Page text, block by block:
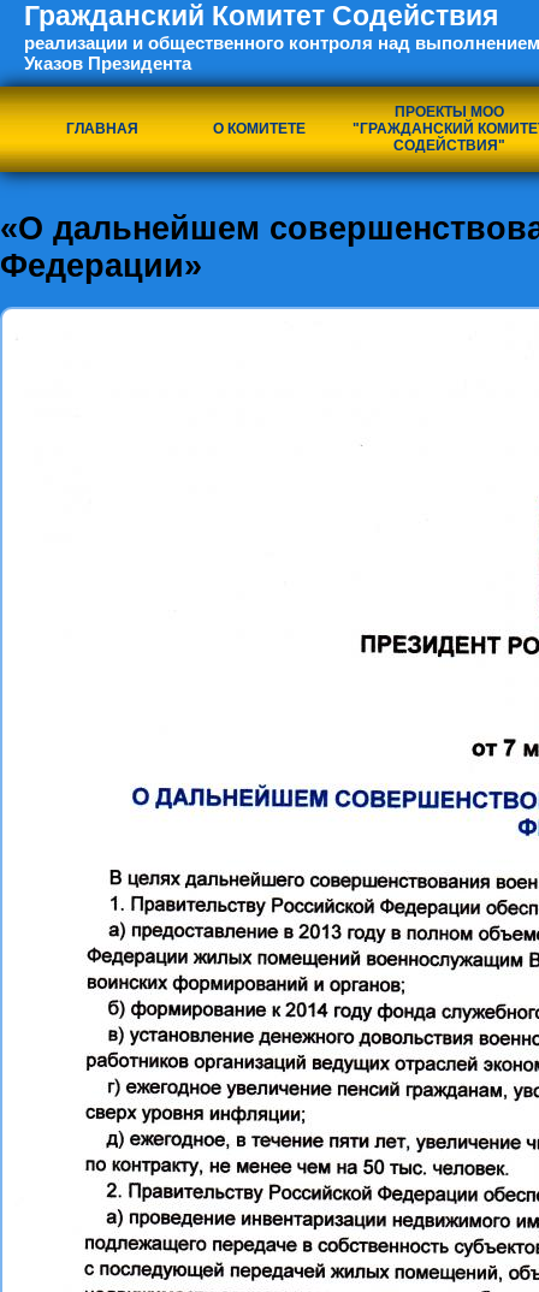
Гражданский Комитет Содействия
реализации и общественного контроля над
Указов Президента
ГЛАВНАЯ О КОМИТЕТЕ
ПРОЕКТЫ МОО
"ГРАЖДАНСКИЙ
СОДЕЙСТВИЯ"
«О дальнейшем
Федерации»